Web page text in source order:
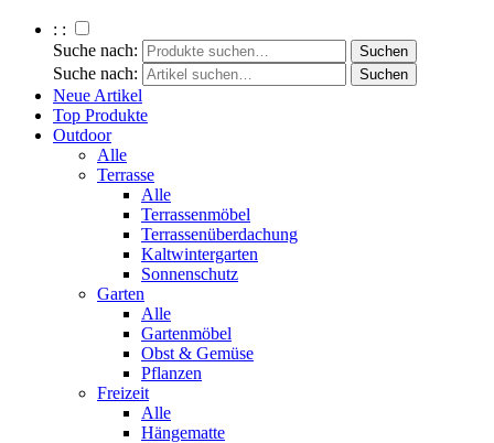
: :
Suche nach:
Suche nach:
Neue Artikel
Top Produkte
Outdoor
Alle
Terrasse
Alle
Terrassenmöbel
Terrassenüberdachung
Kaltwintergarten
Sonnenschutz
Garten
Alle
Gartenmöbel
Obst & Gemüse
Pflanzen
Freizeit
Alle
Hängematte